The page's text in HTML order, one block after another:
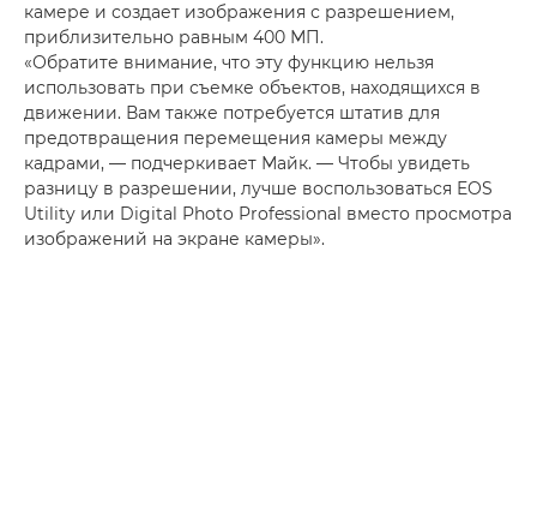
камере и создает изображения с разрешением,
приблизительно равным 400 МП.
«Обратите внимание, что эту функцию нельзя
использовать при съемке объектов, находящихся в
движении. Вам также потребуется штатив для
предотвращения перемещения камеры между
кадрами, — подчеркивает Майк. — Чтобы увидеть
разницу в разрешении, лучше воспользоваться EOS
Utility или Digital Photo Professional вместо просмотра
изображений на экране камеры».